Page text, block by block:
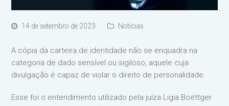
14 de setembro de 2023 Notícias
A cópia da carteira de identidade não se enquadra na
categoria de dado sensível ou sigiloso, aquele cuja
divulgação é capaz de violar o direito de personalidade.
Esse foi o entendimento utilizado pela juíza Ligia Boettger